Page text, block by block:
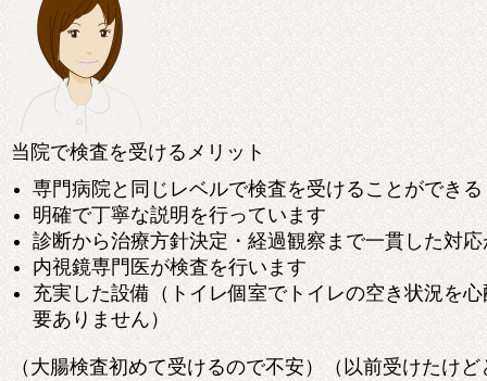
当院で検査を受けるメリット
専門病院と同じレベルで検査を受けることができる
明確で丁寧な説明を行っています
診断から治療方針決定・経過観察まで一貫した対
内視鏡専門医が検査を行います
充実した設備（トイレ個室でトイレの空き状況を
要ありません）
（大腸検査初めて受けるので不安）（以前受けたけ